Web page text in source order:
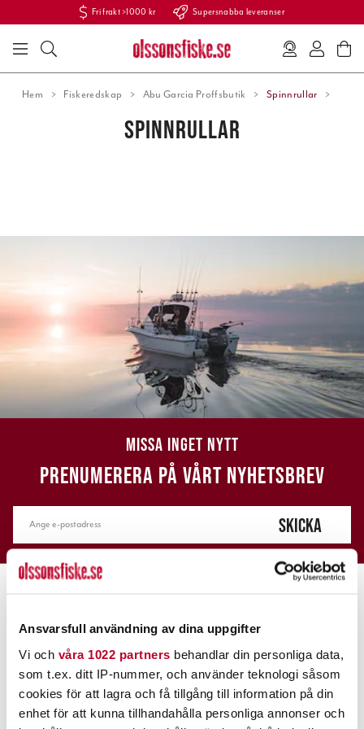
Ansvarsfull användning av dina uppgifter
Vi och våra 1022 partners behandlar din personliga data,
som t.ex. ditt IP-nummer, och använder teknologi såsom
cookies för att lagra och få tillgång till information på din
enhet för att kunna tillhandahålla personliga annonser och
Fri frakt >1000 kr Supersnabba leveranser
Hem Fiskeredskap Abu Garcia Proffsbutik Spinnrullar
SPINNRULLAR
MISSA INGET NYTT
PRENUMERERA PÅ VÅRT NYHETSBREV
SKICKA
KUNDTJÄNST
Kundservice
Superbrådis
Köpvillkor